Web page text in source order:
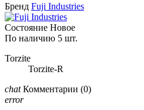
Бренд Fuji Industries
Состояние Новое
По наличию 5 шт.
Torzite
Torzite-R
chat Комментарии (0)
error